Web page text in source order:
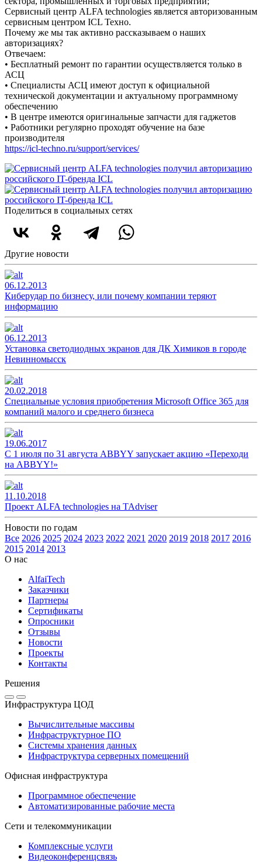
Сервисный центр ALFA technologies является авторизованным
сервисным центром ICL Техно.
Почему же мы так активно рассказываем о наших
авторизациях?
Отвечаем:
• Бесплатный ремонт по гарантии осуществляется только в
АСЦ
• Специалисты АСЦ имеют доступ к официальной
технической документации и актуальному программному
обеспечению
• В центре имеются оригинальные запчасти для гаджетов
• Работники регулярно проходят обучение на базе
производителя
https://icl-techno.ru/support/services/
Поделиться в социальных сетях
Другие новости
06.12.2013
Киберудар по бизнесу, или почему компании теряют
информацию
06.12.2013
Установка светодиодных экранов для ДК Химиков в городе
Невинномысск
20.02.2018
Специальные условия приобретения Microsoft Office 365 для
компаний малого и среднего бизнеса
19.06.2017
С 1 июля по 31 августа ABBYY запускает акцию «Переходи
на ABBYY!»
11.10.2018
Проект ALFA technologies на TAdviser
Новости по годам
Все 2026 2025 2024 2023 2022 2021 2020 2019 2018 2017 2016
2015 2014 2013
О нас
AlfaiTech
Заказчики
Партнеры
Сертификаты
Опросники
Отзывы
Новости
Проекты
Контакты
Решения
Инфраструктура ЦОД
Вычислительные массивы
Инфраструктурное ПО
Системы хранения данных
Инфраструктура серверных помещений
Офисная инфраструктура
Программное обеспечение
Автоматизированные рабочие места
Сети и телекоммуникации
Комплексные услуги
Видеоконференцсвязь